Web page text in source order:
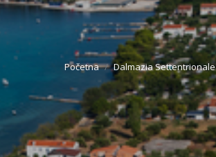
Početna Dalmazia Settentrionale